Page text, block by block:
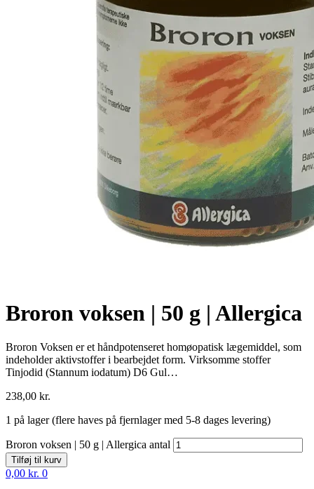
Broron voksen | 50 g | Allergica
Broron Voksen er et håndpotenseret homøopatisk lægemiddel, som
indeholder aktivstoffer i bearbejdet form. Virksomme stoffer
Tinjodid (Stannum iodatum) D6 Gul…
238,00 kr.
1 på lager (flere haves på fjernlager med 5-8 dages levering)
Broron voksen | 50 g | Allergica antal
Tilføj til kurv
0,00 kr. 0